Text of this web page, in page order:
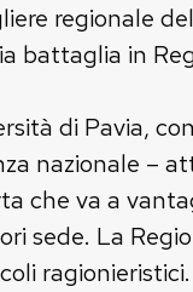
regionale
battaglia in
di Pavia,
nazionale –
che va a
sede. La